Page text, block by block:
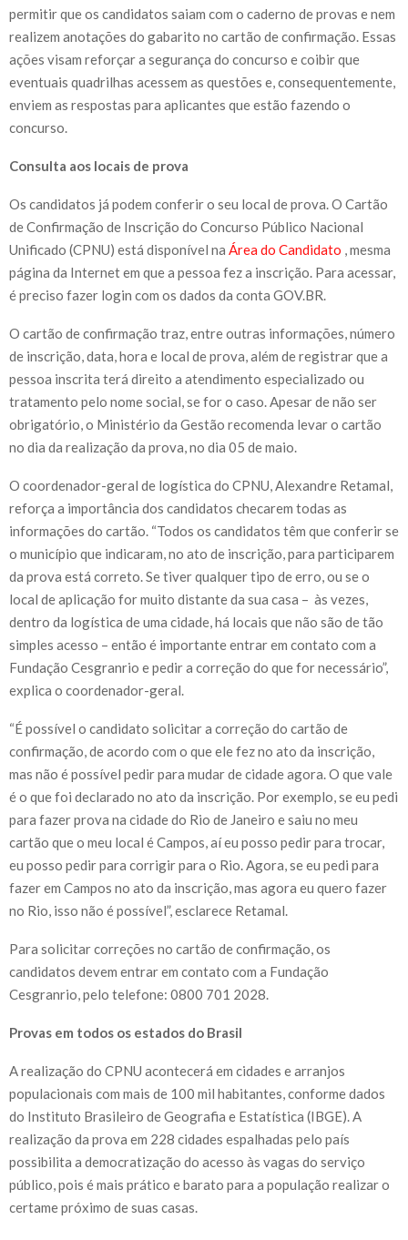
permitir que os candidatos saiam com o caderno de provas e nem
realizem anotações do gabarito no cartão de confirmação. Essas
ações visam reforçar a segurança do concurso e coibir que
eventuais quadrilhas acessem as questões e, consequentemente,
enviem as respostas para aplicantes que estão fazendo o
concurso.
Consulta aos locais de prova
Os candidatos já podem conferir o seu local de prova. O Cartão
de Confirmação de Inscrição do Concurso Público Nacional
Unificado (CPNU) está disponível na Área do Candidato , mesma
página da Internet em que a pessoa fez a inscrição. Para acessar,
é preciso fazer login com os dados da conta GOV.BR.
O cartão de confirmação traz, entre outras informações, número
de inscrição, data, hora e local de prova, além de registrar que a
pessoa inscrita terá direito a atendimento especializado ou
tratamento pelo nome social, se for o caso. Apesar de não ser
obrigatório, o Ministério da Gestão recomenda levar o cartão
no dia da realização da prova, no dia 05 de maio.
O coordenador-geral de logística do CPNU, Alexandre Retamal,
reforça a importância dos candidatos checarem todas as
informações do cartão. “Todos os candidatos têm que conferir se
o município que indicaram, no ato de inscrição, para participarem
da prova está correto. Se tiver qualquer tipo de erro, ou se o
local de aplicação for muito distante da sua casa – às vezes,
dentro da logística de uma cidade, há locais que não são de tão
simples acesso – então é importante entrar em contato com a
Fundação Cesgranrio e pedir a correção do que for necessário”,
explica o coordenador-geral.
“É possível o candidato solicitar a correção do cartão de
confirmação, de acordo com o que ele fez no ato da inscrição,
mas não é possível pedir para mudar de cidade agora. O que vale
é o que foi declarado no ato da inscrição. Por exemplo, se eu pedi
para fazer prova na cidade do Rio de Janeiro e saiu no meu
cartão que o meu local é Campos, aí eu posso pedir para trocar,
eu posso pedir para corrigir para o Rio. Agora, se eu pedi para
fazer em Campos no ato da inscrição, mas agora eu quero fazer
no Rio, isso não é possível”, esclarece Retamal.
Para solicitar correções no cartão de confirmação, os
candidatos devem entrar em contato com a Fundação
Cesgranrio, pelo telefone: 0800 701 2028.
Provas em todos os estados do Brasil
A realização do CPNU acontecerá em cidades e arranjos
populacionais com mais de 100 mil habitantes, conforme dados
do Instituto Brasileiro de Geografia e Estatística (IBGE). A
realização da prova em 228 cidades espalhadas pelo país
possibilita a democratização do acesso às vagas do serviço
público, pois é mais prático e barato para a população realizar o
certame próximo de suas casas.